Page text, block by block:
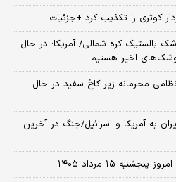
کوثری را تکذیب کرد +جزئیات
بالستیک کره شمالی/ آمریکا: در حال
موشک‌های اخیر هستیم
نظامی محرمانه زیر کاخ سفید در حال
به آمریکا و اسرائیل/جنگ در آخرین
۱۵ مرداد ۱۴۰۵